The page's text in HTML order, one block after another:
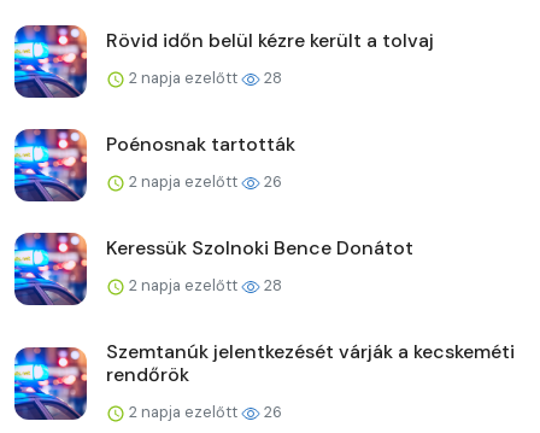
Rövid időn belül kézre került a tolvaj
2 napja ezelőtt 28
Poénosnak tartották
2 napja ezelőtt 26
Keressük Szolnoki Bence Donátot
2 napja ezelőtt 28
Szemtanúk jelentkezését várják a kecskeméti
rendőrök
2 napja ezelőtt 26